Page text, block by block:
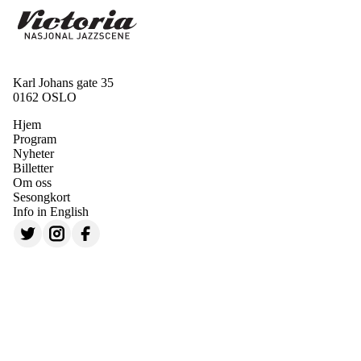
Karl Johans gate 35
0162 OSLO
Hjem
Program
Nyheter
Billetter
Om oss
Sesongkort
Info in English